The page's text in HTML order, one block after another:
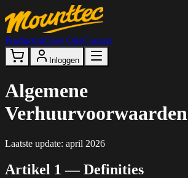
ProductenOver OnsContact
Inloggen
Algemene
Verhuurvoorwaarden
Laatste update: april 2026
Artikel 1 — Definities